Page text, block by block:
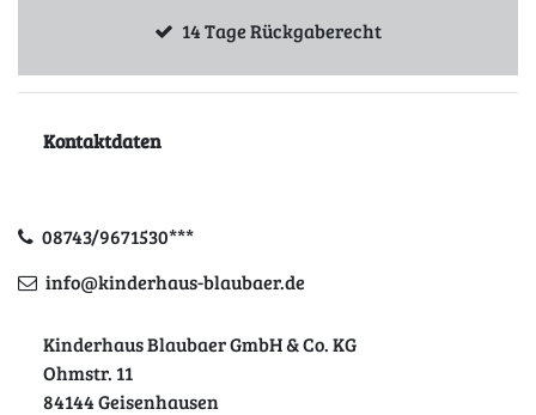
14 Tage Rückgaberecht
Kontaktdaten
08743/9671530***
info@kinderhaus-blaubaer.de
Kinderhaus Blaubaer GmbH & Co. KG
Ohmstr. 11
84144 Geisenhausen